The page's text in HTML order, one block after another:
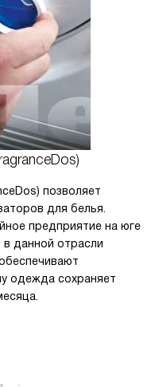
позволяет
для белья.
предприятие на юге
в данной отрасли
одежда сохраняет